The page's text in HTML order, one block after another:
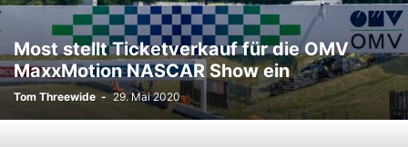
Most stellt Ticketverkauf für die OMV
MaxxMotion NASCAR Show ein
Tom Threewide - 29. Mai 2020